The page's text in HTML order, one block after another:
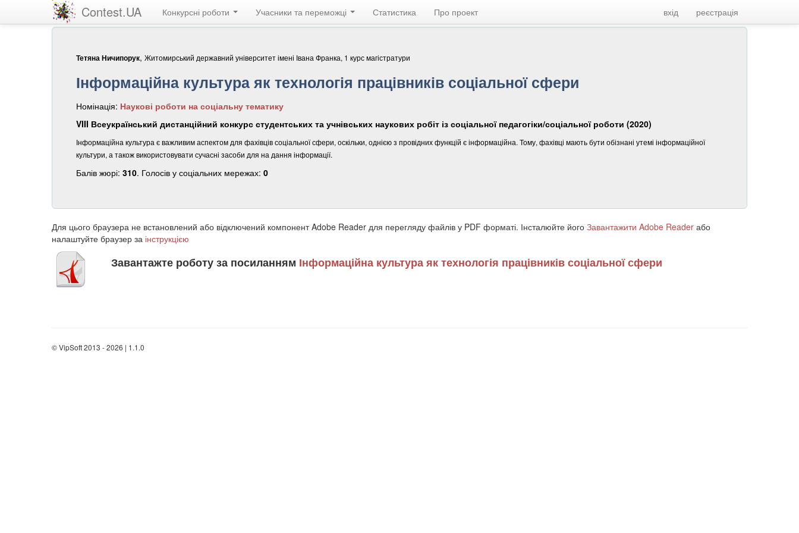
Contest.UA Конкурсні роботи Учасники та переможці Статистика Про проект вхід реєстрація
Тетяна Ничипорук, Житомирський державний університет імені Івана Франка, 1 курс магістратури
Інформаційна культура як технологія працівників соціальної сфери
Номінація: Наукові роботи на соціальну тематику
VIII Всеукраїнський дистанційний конкурс студентських та учнівських наукових робіт із соціальної педагогіки/соціальної роботи (2020)
Інформаційна культура є важливим аспектом для фахівців соціальної сфери, оскільки, однією з провідних функцій є інформаційна. Тому, фахівці мають бути обізнані утемі інформаційної
культури, а також використовувати сучасні засоби для на дання інформації.
Балів жюрі: 310. Голосів у соціальних мережах: 0
Для цього браузера не встановлений або відключений компонент Adobe Reader для перегляду файлів у PDF форматі. Інсталюйте його Завантажити Adobe Reader або
налаштуйте браузер за інструкцією
Завантажте роботу за посиланням Інформаційна культура як технологія працівників соціальної сфери
© VipSoft 2013 - 2026 | 1.1.0